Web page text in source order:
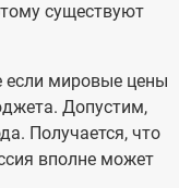
существуют
мировые цены
Допустим,
Получается, что
вполне может